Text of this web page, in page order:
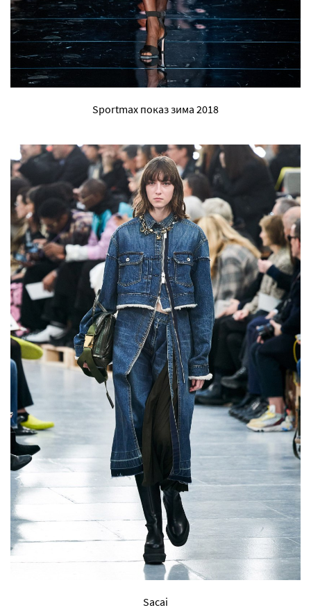
Sportmax показ зима 2018
Sacai